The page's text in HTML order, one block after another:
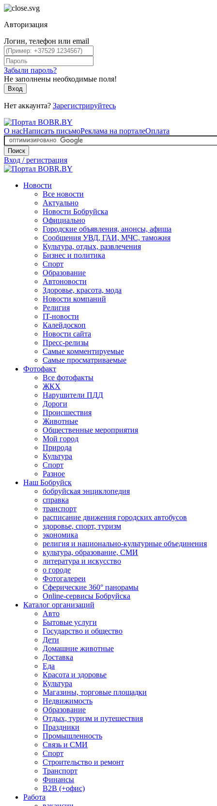
Авторизация
Логин, телефон или email
Забыли пароль?
Не заполнены необходимые поля!
Вход
Нет аккаунта? Зарегистрируйтесь
О насНаписать письмоРеклама на порталеОплата
Поиск
Вход / регистрация
Новости
Все новости
Актуально
Новости Бобруйска
Официально
Городские объявления, анонсы, афиша
Сообщения УВД, ГАИ, МЧС, таможня
Культура, отдых, развлечения
Бизнес и политика
Спорт
Образование
Автоновости
Здоровье, красота, мода
Новости компаний
Религия
IT-новости
Калейдоскоп
Новости сайта
Пресс-релизы
Самые комментируемые
Самые просматриваемые
Фотофакт
Все фотофакты
ЖКХ
Нарушители ПДД
Дороги
Происшествия
Животные
Общественные мероприятия
Мой город
Природа
Культура
Спорт
Разное
Наш Бобруйск
бобруйская энциклопедия
справка
транспорт
расписание движения городских автобусов
здоровье, спорт, туризм
экономика
религия и национально-культурные объединения
культура, образование, СМИ
литература и искусство
о городе
Фотогалереи
Сферические 360° панорамы
Online-сервисы Бобруйска
Каталог организаций
Авто
Бытовые услуги
Государство и общество
Дети
Домашние животные
Доставка
Еда
Красота и здоровье
Культура
Магазины, торговые площадки
Недвижимость
Образование
Отдых, туризм и путешествия
Праздники
Промышленность
Связь и СМИ
Спорт
Строительство и ремонт
Транспорт
Финансы
B2B (+офис)
Работа